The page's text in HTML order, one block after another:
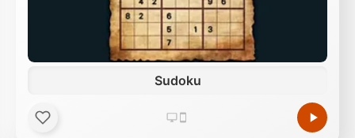
Sudoku